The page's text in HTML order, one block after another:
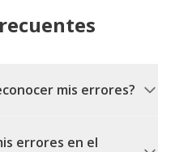
mis errores?
errores en el